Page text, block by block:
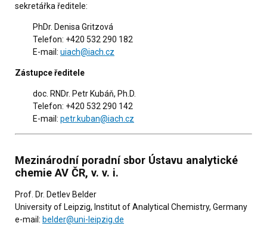
sekretářka ředitele:
PhDr. Denisa Gritzová
Telefon: +420 532 290 182
E-mail: uiach@iach.cz
Zástupce ředitele
doc. RNDr. Petr Kubáň, Ph.D.
Telefon: +420 532 290 142
E-mail: petr.kuban@iach.cz
Mezinárodní poradní sbor Ústavu analytické
chemie AV ČR, v. v. i.
Prof. Dr. Detlev Belder
University of Leipzig, Institut of Analytical Chemistry, Germany
e-mail: belder@uni-leipzig.de